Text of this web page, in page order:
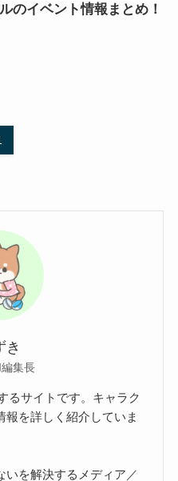
のイベント情報まとめ！
き
集長
るサイトです。キャラク
報を詳しく紹介していま
いを解決するメディア／